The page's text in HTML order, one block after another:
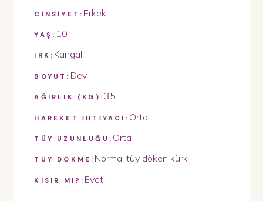
CİNSİYET: Erkek
YAŞ: 10
IRK: Kangal
BOYUT: Dev
AĞIRLIK (KG): 35
HAREKET İHTİYACI: Orta
TÜY UZUNLUĞU: Orta
TÜY DÖKME: Normal tüy döken kürk
KISIR MI?: Evet